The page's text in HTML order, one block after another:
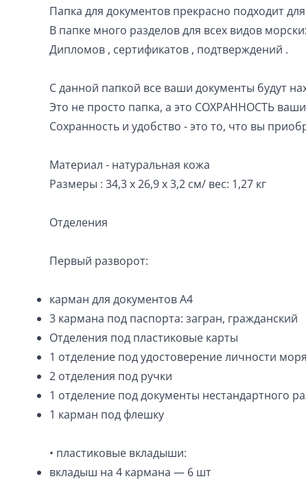
П апка для документов прекрасно подходит
В папке много разделов для всех видов
Дипломов , сертификатов , подтверждений .
С данной папкой все ваши документы будут
Это не просто папка, а это СОХРАННОСТЬ
Сохранность и удобство - это то, что вы
Материал - натуральная кожа
Размеры : 34,3 х 26,9 х 3,2 см/ вес: 1,27 кг
Отделения
Первый разворот:
карман для документов А4
3 кармана под паспорта: загран, гражданский
Отделения под пластиковые карты
1 отделение под удостоверение личности
2 отделения под ручки
1 отделение под документы нестандартного
1 карман под флешку
• пластиковые вкладыши:
вкладыш на 4 кармана — 6 шт